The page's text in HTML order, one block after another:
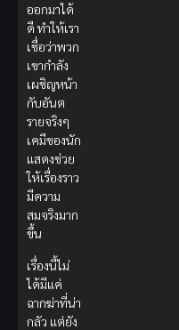
ออกมาได้
ดี ทำให้เรา
เชื่อว่าพวก
เขากำลัง
เผชิญหน้า
กับอันต
รายจริงๆ
เคมีของนัก
แสดงช่วย
ให้เรื่องราว
มีความ
สมจริงมาก
ขึ้น
เรื่องนี้ไม่
ได้มีแค่
ฉากฆ่าที่น่า
กลัว แต่ยัง